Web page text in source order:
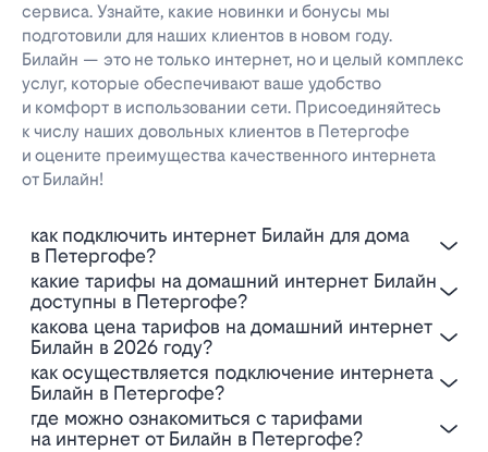
сервиса. Узнайте, какие новинки и бонусы мы
подготовили для наших клиентов в новом году.
Билайн — это не только интернет, но и целый комплекс
услуг, которые обеспечивают ваше удобство
и комфорт в использовании сети. Присоединяйтесь
к числу наших довольных клиентов в Петергофе
и оцените преимущества качественного интернета
от Билайн!
Как подключить интернет Билайн для дома
в Петергофе?
Какие тарифы на домашний интернет Билайн
доступны в Петергофе?
Какова цена тарифов на домашний интернет
Билайн в 2026 году?
Как осуществляется подключение интернета
Билайн в Петергофе?
Где можно ознакомиться с тарифами
на интернет от Билайн в Петергофе?